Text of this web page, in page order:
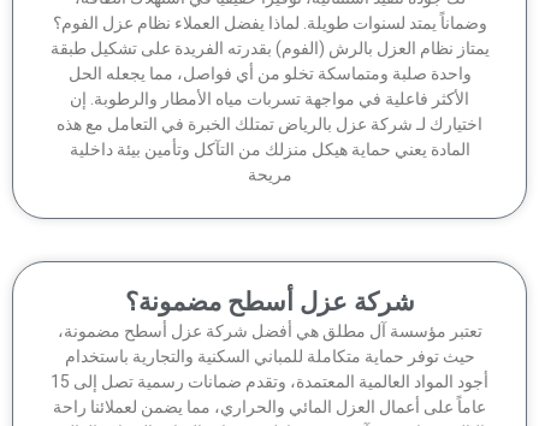
يمتد لسنوات طويلة. لماذا يفضل العملاء نظام عزل الفوم؟
نظام العزل بالرش (الفوم) بقدرته الفريدة على تشكيل طبقة
واحدة صلبة ومتماسكة تخلو من أي فواصل، مما يجعله الحل
الأكثر فاعلية في مواجهة تسربات مياه الأمطار والرطوبة. إن
لـ شركة عزل بالرياض تمتلك الخبرة في التعامل مع هذه
المادة يعني حماية هيكل منزلك من التآكل وتأمين بيئة داخلية
شركة عزل أسطح مضمونة؟
مؤسسة آل مطلق هي أفضل شركة عزل أسطح مضمونة،
حيث توفر حماية متكاملة للمباني السكنية والتجارية باستخدام
أجود المواد العالمية المعتمدة، وتقدم ضمانات رسمية تصل إلى 15
على أعمال العزل المائي والحراري، مما يضمن لعملائنا راحة